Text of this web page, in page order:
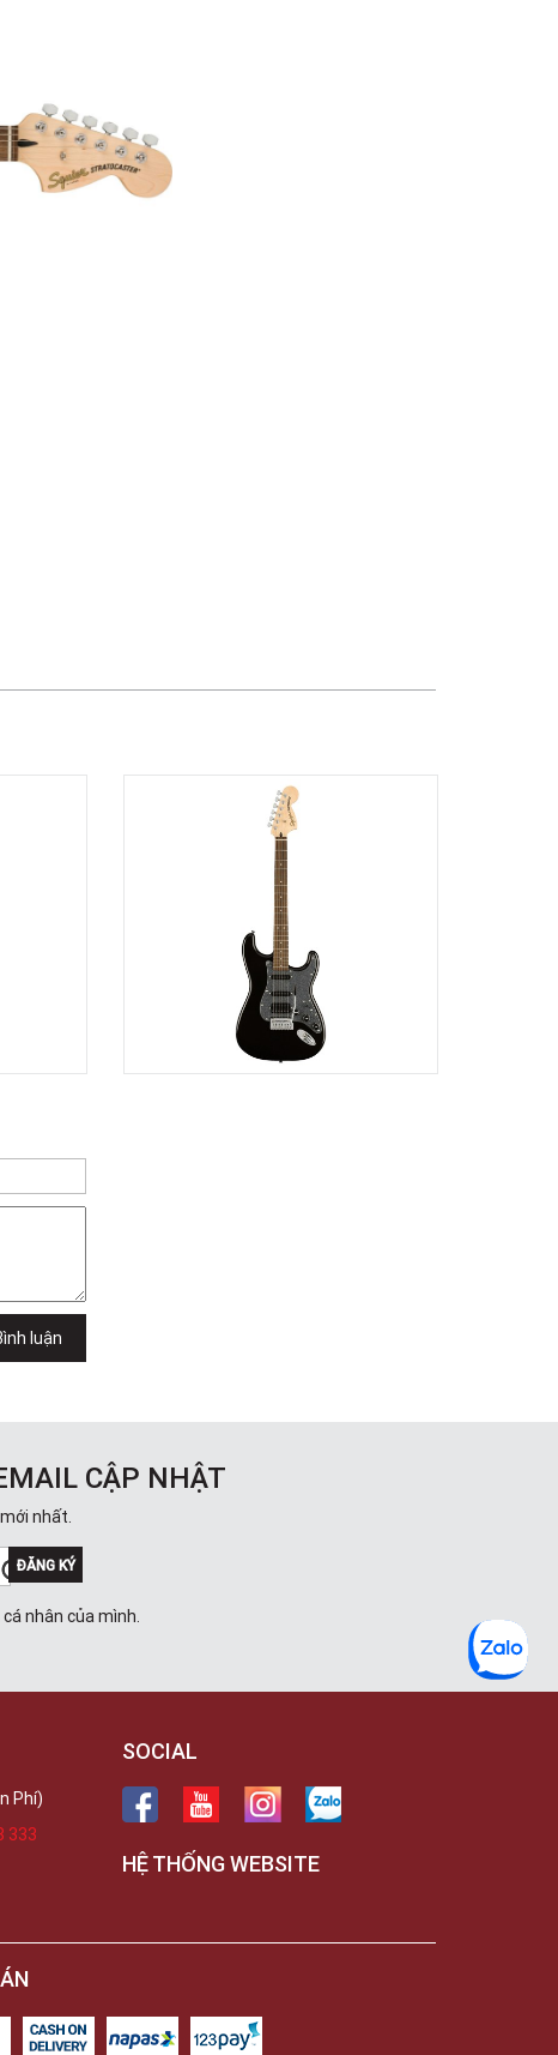
Trong
Gian hàng G9-10 TTTM Discovery
Complex, số 302 Cầu Giấy, Phường
Cầu Giấy, Hà Nội , Cầu Giấy , Hà Nội
Việt Thương Music - 102Q An
Dương Vương
102Q Đường An Dương Vương,
Phường An Đông, TPHCM, Quận 5, Hồ
Việt Thương Music - 49E Phan Đăng
49E Phan Đăng Lưu, Phường Bình
Thạnh, TPHCM, Quận Bình Thạnh, Hồ
Chí Minh
Việt Thương Music - 6F Ngô Thời
luận
CẬP NHẬT
nhất.
ĐĂNG KÝ
nhân của mình.
Phí)
333
SOCIAL
HỆ THỐNG WEBSITE